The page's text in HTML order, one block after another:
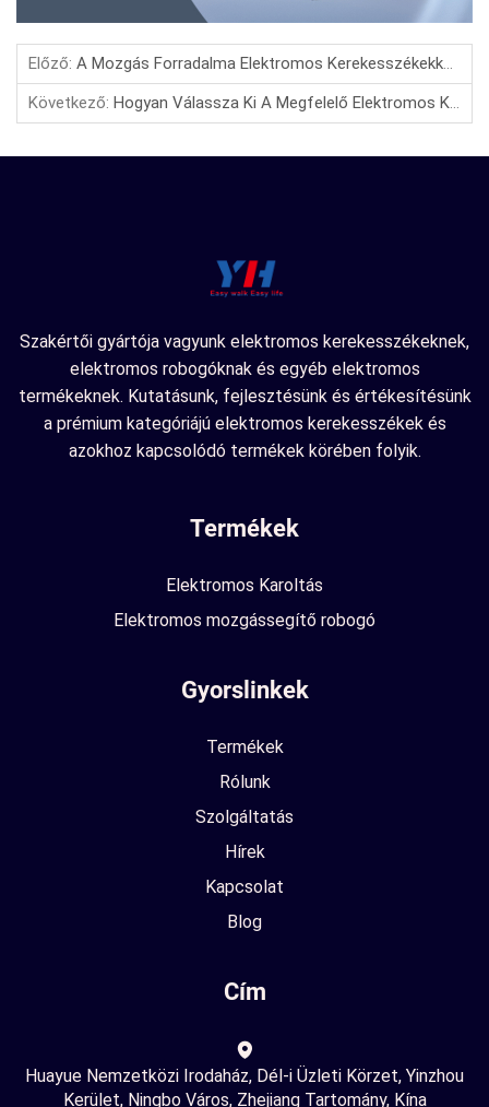
Előző: A Mozgás Forradalma Elektromos Kerekesszékekkel: A Teljesítmény És Kényelem Jövője
Következő: Hogyan Válassza Ki A Megfelelő Elektromos Kerekesszéket
Szakértői gyártója vagyunk elektromos kerekesszékeknek,
elektromos robogóknak és egyéb elektromos
termékeknek. Kutatásunk, fejlesztésünk és értékesítésünk
a prémium kategóriájú elektromos kerekesszékek és
azokhoz kapcsolódó termékek körében folyik.
Termékek
Elektromos Karoltás
Elektromos mozgássegítő robogó
Gyorslinkek
Termékek
Rólunk
Szolgáltatás
Hírek
Kapcsolat
Blog
Cím
Huayue Nemzetközi Irodaház, Dél-i Üzleti Körzet, Yinzhou
Kerület, Ningbo Város, Zhejiang Tartomány, Kína